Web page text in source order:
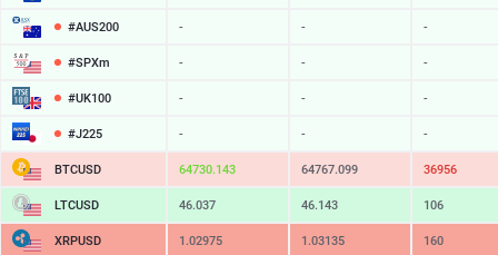
#AUS200 - - -
#SPXm - - -
#UK100 - - -
#J225 - - -
BTCUSD 64729.973 64767.099 37126
LTCUSD 46.037 46.143 106
XRPUSD 1.02975 1.03135 160